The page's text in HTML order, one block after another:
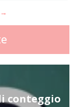
conteggio